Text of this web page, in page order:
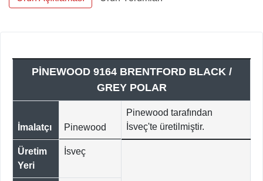
PİNEWOOD 9164 BRENTFORD BLACK /
GREY POLAR
İmalatçı Pinewood
Pinewood tarafından
İsveç'te üretilmiştir.
Üretim
Yeri
İsveç